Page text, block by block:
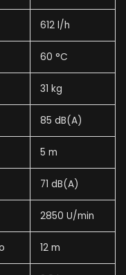
612 l/h
60 °C
31 kg
85 dB(A)
5 m
71 dB(A)
2850 U/min
12 m